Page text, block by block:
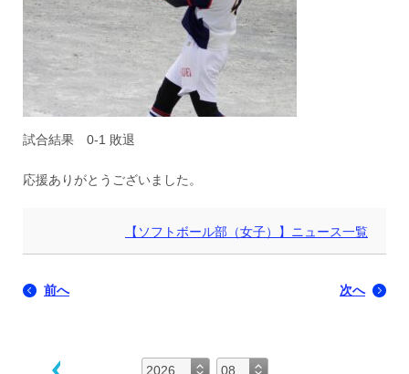
試合結果 0-1 敗退
応援ありがとうございました。
【ソフトボール部（女子）】ニュース一覧
前へ 次へ